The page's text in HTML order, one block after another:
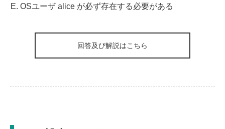
OSユーザ alice が必ず存在する必要がある
回答及び解説はこちら